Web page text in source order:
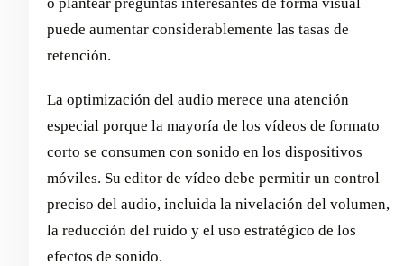
puede aumentar considerablemente las tasas de
retención.
La optimización del audio merece una atención
especial porque la mayoría de los vídeos de formato
corto se consumen con sonido en los dispositivos
móviles. Su editor de vídeo debe permitir un control
preciso del audio, incluida la nivelación del volumen,
la reducción del ruido y el uso estratégico de los
efectos de sonido.